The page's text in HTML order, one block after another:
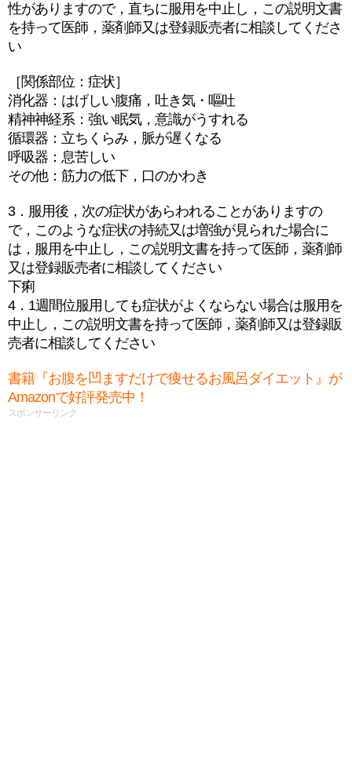
性がありますので，直ちに服用を中止し，この説明文書
を持って医師，薬剤師又は登録販売者に相談してくださ
い
［関係部位：症状］
消化器：はげしい腹痛，吐き気・嘔吐
精神神経系：強い眠気，意識がうすれる
循環器：立ちくらみ，脈が遅くなる
呼吸器：息苦しい
その他：筋力の低下，口のかわき
3．服用後，次の症状があらわれることがありますの
で，このような症状の持続又は増強が見られた場合に
は，服用を中止し，この説明文書を持って医師，薬剤師
又は登録販売者に相談してください
下痢
4．1週間位服用しても症状がよくならない場合は服用を
中止し，この説明文書を持って医師，薬剤師又は登録販
売者に相談してください
書籍『お腹を凹ますだけで痩せるお風呂ダイエット』が
Amazonで好評発売中！
スポンサーリンク